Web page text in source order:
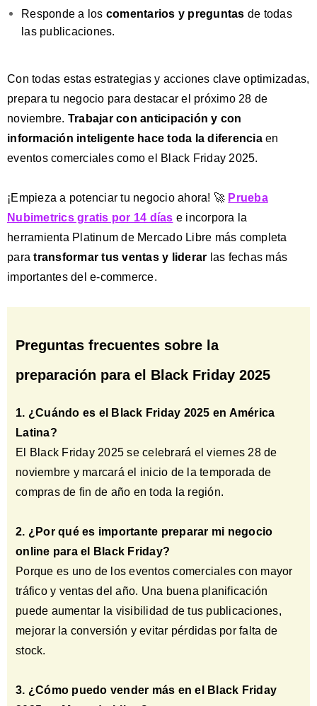
Responde a los comentarios y preguntas de todas
las publicaciones.
Con todas estas estrategias y acciones clave optimizadas,
prepara tu negocio para destacar el próximo 28 de
noviembre. Trabajar con anticipación y con
información inteligente hace toda la diferencia en
eventos comerciales como el Black Friday 2025.
¡Empieza a potenciar tu negocio ahora! 🚀 Prueba
Nubimetrics gratis por 14 días e incorpora la
herramienta Platinum de Mercado Libre más completa
paratransformar tus ventas y liderar las fechas más
importantes del e-commerce.
Preguntas frecuentes sobre la
preparación para el Black Friday 2025
1. ¿Cuándo es el Black Friday 2025 en América
Latina?
El Black Friday 2025 se celebrará el viernes 28 de
noviembre y marcará el inicio de la temporada de
compras de fin de año en toda la región.
2. ¿Por qué es importante preparar mi negocio
online para el Black Friday?
Porque es uno de los eventos comerciales con mayor
tráfico y ventas del año. Una buena planificación
puede aumentar la visibilidad de tus publicaciones,
mejorar la conversión y evitar pérdidas por falta de
stock.
3. ¿Cómo puedo vender más en el Black Friday